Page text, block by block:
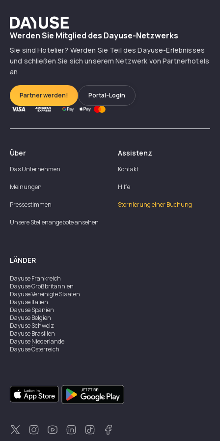
Dayuse
Werden Sie Mitglied des Dayuse-Netzwerks
Sie sind Hotelier? Werden Sie Teil des Dayuse-Erlebnisses
und schließen Sie sich unserem Netzwerk von Partnerhotels
an
Partner werden! Portal-Login
Über
Das Unternehmen
Meinungen
Pressestimmen
Unsere Stellenangebote ansehen
Assistenz
Kontakt
Hilfe
Stornierung einer Buchung
LÄNDER
DayuseFrankreich
DayuseGroßbritannien
DayuseVereinigte Staaten
DayuseItalien
DayuseSpanien
DayuseBelgien
DayuseSchweiz
DayuseBrasilien
DayuseNiederlande
DayuseÖsterreich
DayuseSingapur
DayuseZweden
DayuseThailand
DayuseNeuseeland
DayuseTürkei